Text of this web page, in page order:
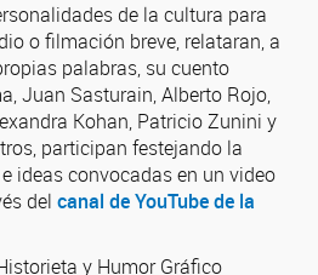
de la cultura para
o filmación breve, relataran, a
palabras, su cuento
Juan Sasturain, Alberto Rojo,
Kohan, Patricio Zunini y
participan festejando la
ideas convocadas en un video
del canal de YouTube de la
y Humor Gráfico